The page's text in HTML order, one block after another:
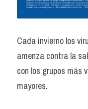
Cada invierno los
amenza contra la
con los grupos más
mayores.